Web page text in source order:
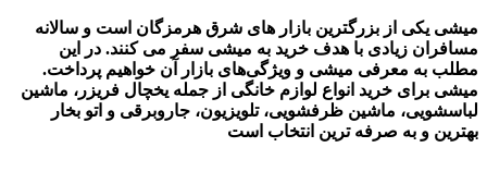
میشی یکی از بزرگترین بازار های شرق هرمزگان است و سالانه
مسافران زیادی با هدف خرید به میشی سفر می کنند. در این
مطلب به معرفی میشی و ویژگی‌های بازار آن خواهیم پرداخت.
میشی برای خرید انواع لوازم خانگی از جمله یخچال فریزر، ماشین
لباسشویی، ماشین ظرفشویی، تلویزیون، جاروبرقی و اتو بخار
بهترین و به صرفه ترین انتخاب است